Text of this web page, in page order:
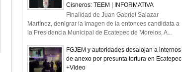
Cisneros: TEEM | INFORMATIVA
Finalidad de Juan Gabriel Salazar
Martínez, denigrar la imagen de la entonces candidata a
la Presidencia Municipal de Ecatepec de Morelos, A...
FGJEM y autoridades desalojan a internos
de anexo por presunta tortura en Ecatepec
+Video